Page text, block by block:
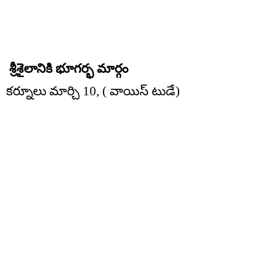
శ్రీశైలానికి భూగర్భ మార్గం
కర్నూలు మార్చి 10, ( వాయిస్ టుడే)